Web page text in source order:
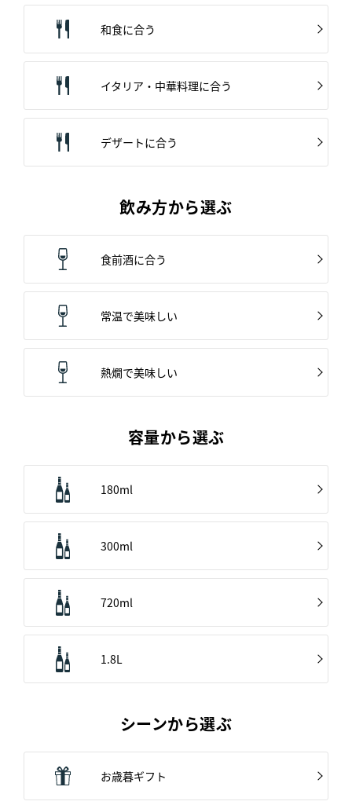
和食に合う
イタリア・中華料理に合う
デザートに合う
飲み方から選ぶ
食前酒に合う
常温で美味しい
熱燗で美味しい
容量から選ぶ
180ml
300ml
720ml
1.8L
シーンから選ぶ
お歳暮ギフト